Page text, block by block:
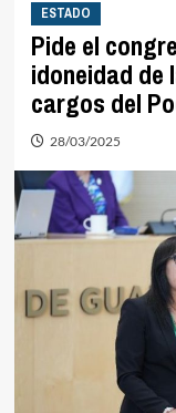
ESTADO
Pide el
idoneidad de
cargos del
28/03/2025